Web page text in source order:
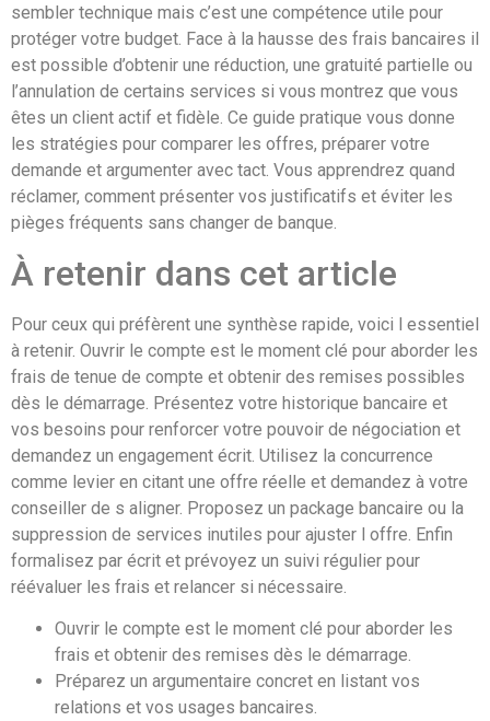
sembler technique mais c’est une compétence utile pour
protéger votre budget. Face à la hausse des frais bancaires il
est possible d’obtenir une réduction, une gratuité partielle ou
l’annulation de certains services si vous montrez que vous
êtes un client actif et fidèle. Ce guide pratique vous donne
les stratégies pour comparer les offres, préparer votre
demande et argumenter avec tact. Vous apprendrez quand
réclamer, comment présenter vos justificatifs et éviter les
pièges fréquents sans changer de banque.
À retenir dans cet article
Pour ceux qui préfèrent une synthèse rapide, voici l essentiel
à retenir. Ouvrir le compte est le moment clé pour aborder les
frais de tenue de compte et obtenir des remises possibles
dès le démarrage. Présentez votre historique bancaire et
vos besoins pour renforcer votre pouvoir de négociation et
demandez un engagement écrit. Utilisez la concurrence
comme levier en citant une offre réelle et demandez à votre
conseiller de s aligner. Proposez un package bancaire ou la
suppression de services inutiles pour ajuster l offre. Enfin
formalisez par écrit et prévoyez un suivi régulier pour
réévaluer les frais et relancer si nécessaire.
Ouvrir le compte est le moment clé pour aborder les
frais et obtenir des remises dès le démarrage.
Préparez un argumentaire concret en listant vos
relations et vos usages bancaires.